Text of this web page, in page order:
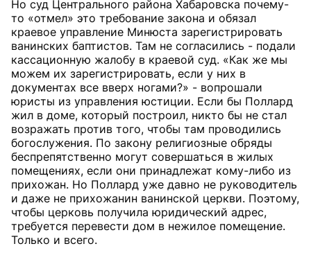
Но суд Центрального района Хабаровска почему-
то «отмел» это требование закона и обязал
краевое управление Минюста зарегистрировать
ванинских баптистов. Там не согласились - подали
кассационную жалобу в краевой суд. «Как же мы
можем их зарегистрировать, если у них в
документах все вверх ногами?» - вопрошали
юристы из управления юстиции. Если бы Поллард
жил в доме, который построил, никто бы не стал
возражать против того, чтобы там проводились
богослужения. По закону религиозные обряды
беспрепятственно могут совершаться в жилых
помещениях, если они принадлежат кому-либо из
прихожан. Но Поллард уже давно не руководитель
и даже не прихожанин ванинской церкви. Поэтому,
чтобы церковь получила юридический адрес,
требуется перевести дом в нежилое помещение.
Только и всего.